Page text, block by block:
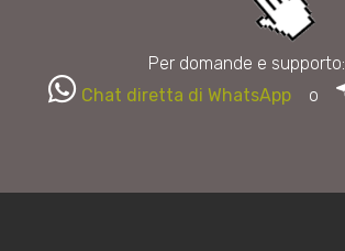
Per domande e supporto:
Chat diretta di WhatsAppo